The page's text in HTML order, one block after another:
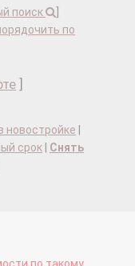
поиск
по
новостройке
срок
Снять